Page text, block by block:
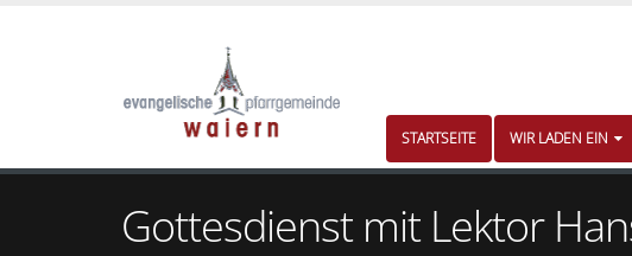
STARTSEITE WIR LADEN EIN
Gottesdienst mit Lektor